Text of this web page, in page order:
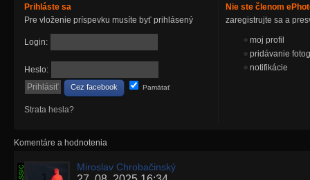
Prihláste sa
Pre vloženie príspevku musíte byť prihlásený
Login:
Heslo:
Cez facebook Pamätať
Strata hesla?
Nie ste členom
zaregistrujte sa a
moj profil
pridávanie
notifikácie
Komentáre a hodnotenia
Miroslav Chrobačinský